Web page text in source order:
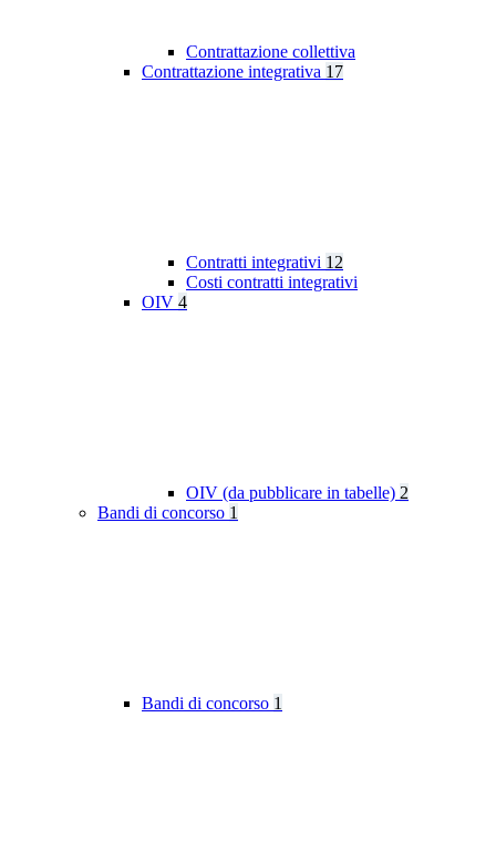
Contrattazione collettiva
Contrattazione integrativa 17
Contratti integrativi 12
Costi contratti integrativi
OIV 4
OIV (da pubblicare in tabelle) 2
Bandi di concorso 1
Bandi di concorso 1